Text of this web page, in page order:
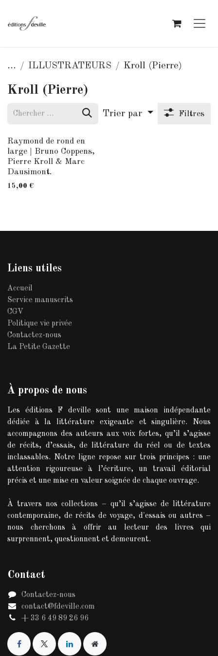
... ILLUSTRATEURS Kroll (Pierre)
Kroll (Pierre)
Trier par Filtres
Raymond de rond en
large | Bruno Coppens,
Pierre Kroll & Marc
Dausimont.
15,00 €
Liens utiles
Accueil
Service manuscrits
CGV
Politique vie privée
Contactez-nous
La Petite Gazette
À propos de nous
Les éditions F deville sont une maison indépendante
dédiée à la littérature exigeante et singulière. Nous
accompagnons des auteurs aux voix fortes, qu’il s’agisse
de récits, d’essais, de littérature du réel ou de textes
inclassables. Notre ligne repose sur trois principes : une
attention rigoureuse à l’écriture, un travail éditorial
précis et une mise en valeur soignée de chaque ouvrage.
À travers nos collections – qu’il s’agisse de littérature
contemporaine, de récits de voyage, d'essais ou autres –
nous cherchons à offrir au lecteur des livres qui
surprennent, questionnent et demeurent.
Contact
Contactez-nous
contact@fdeville.com
+ 33 6 49 89 26 96